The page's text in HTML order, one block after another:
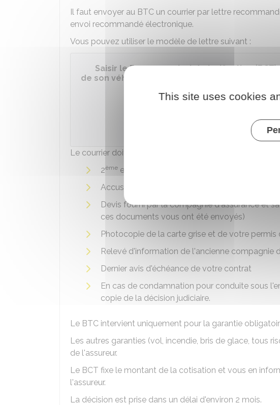
Il faut envoyer au BTC un courrier par lettre
envoi recommandé électronique.
Vous pouvez utiliser le modèle de lettre suivant :
Saisir le Bureau central de tarification
de son véhicule
Accéder au Modèle de
Institut national de la
Le courrier doit être accompagné des documents
2ème exemplaire complété du document
Accusé de réception par l'assurance du courrier
Devis fourni par la compagnie d'assurance et
ces documents vous ont été envoyés)
Photocopie de la carte grise et de votre permis
Relevé d'information de l'ancienne compagnie
Dernier avis d'échéance de votre contrat
En cas de condamnation pour conduite sous
copie de la décision judiciaire.
Le BTC intervient uniquement pour la garantie
Les autres garanties (vol, incendie, bris de glace, tous
de l'assureur.
Le BCT fixe le montant de la cotisation et vous en
l'assureur.
La décision est prise dans un délai d'environ 2 mois.
This site uses cookies